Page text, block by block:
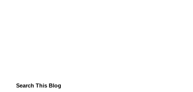
Search This Blog